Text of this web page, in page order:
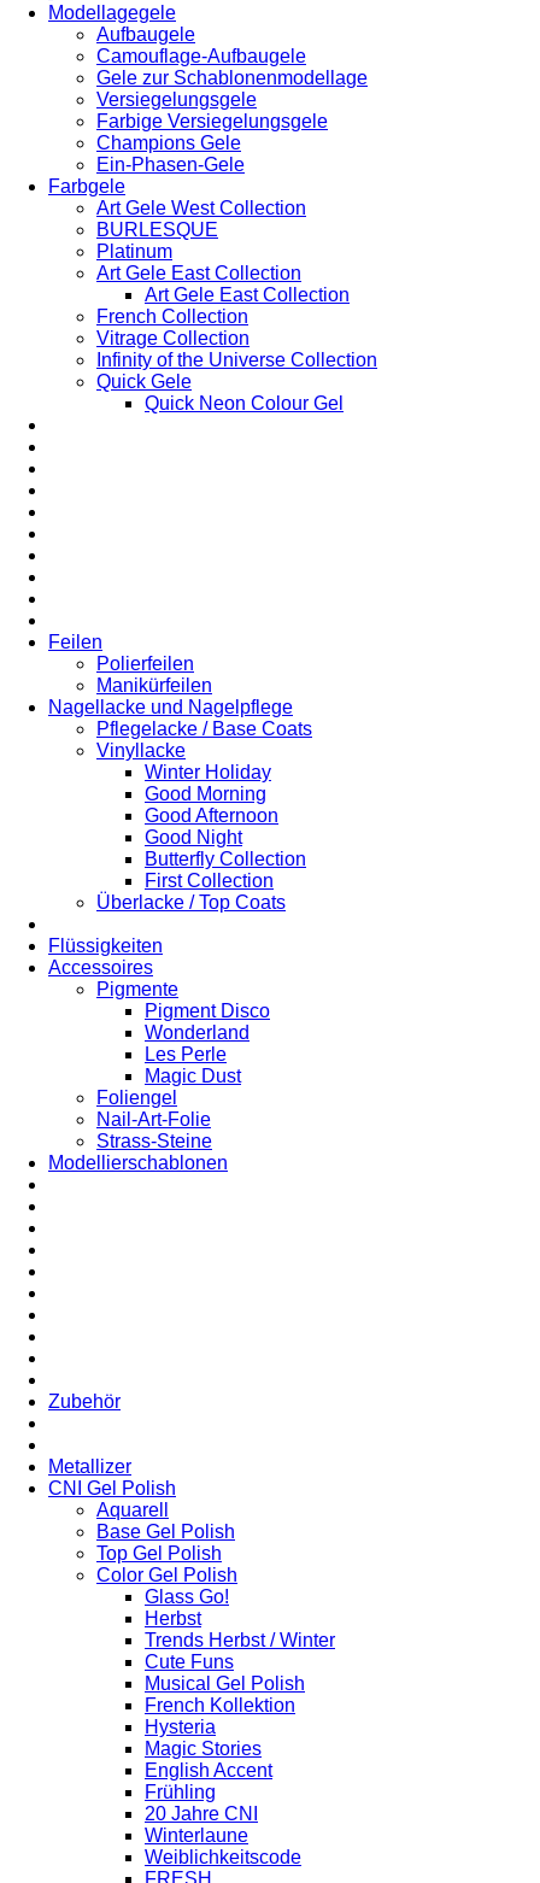
Modellagegele
Aufbaugele
Camouflage-Aufbaugele
Gele zur Schablonenmodellage
Versiegelungsgele
Farbige Versiegelungsgele
Champions Gele
Ein-Phasen-Gele
Farbgele
Art Gele West Collection
BURLESQUE
Platinum
Art Gele East Collection
Art Gele East Collection
French Collection
Vitrage Collection
Infinity of the Universe Collection
Quick Gele
Quick Neon Colour Gel
Feilen
Polierfeilen
Manikürfeilen
Nagellacke und Nagelpflege
Pflegelacke / Base Coats
Vinyllacke
Winter Holiday
Good Morning
Good Afternoon
Good Night
Butterfly Collection
First Collection
Überlacke / Top Coats
Flüssigkeiten
Accessoires
Pigmente
Pigment Disco
Wonderland
Les Perle
Magic Dust
Foliengel
Nail-Art-Folie
Strass-Steine
Modellierschablonen
Zubehör
Metallizer
CNI Gel Polish
Aquarell
Base Gel Polish
Top Gel Polish
Color Gel Polish
Glass Go!
Herbst
Trends Herbst / Winter
Cute Funs
Musical Gel Polish
French Kollektion
Hysteria
Magic Stories
English Accent
Frühling
20 Jahre CNI
Winterlaune
Weiblichkeitscode
FRESH